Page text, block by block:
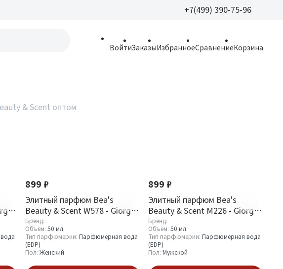
+7(499) 390-75-96
ВойтиЗаказыИзбранноеСравнениеКорзина
& Scent оптом
899 ₽
Элитный парфюм Bea's
Beauty & Scent W578 - Giorgio
Armani My Way
Бренд:
Объём: 50 мл
Тип парфюмерии: Парфюмерная вода
(EDP)
Пол: Женский
899 ₽
Элитный парфюм Bea's
Beauty & Scent M226 - Giorgio
Armani Black Code Men
Бренд:
Объём: 50 мл
Тип парфюмерии: Парфюмерная вода
(EDP)
Пол: Мужской